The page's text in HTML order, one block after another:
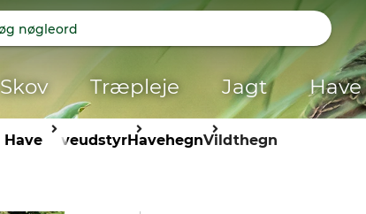
Skov Træpleje Jagt Have
HavehaveudstyrHavehegnVildthegn